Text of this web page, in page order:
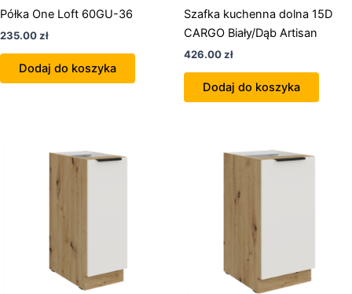
Półka One Loft 60GU-36
235.00zł
Dodaj do koszyka
Szafka kuchenna dolna 15D
CARGO Biały/Dąb Artisan
426.00zł
Dodaj do koszyka